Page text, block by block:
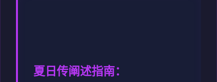
夏日传阐述指南：